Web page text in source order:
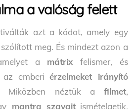
a valóság felett
azt a kódot, amely egy
meg. És mindezt azon a
a mátrix felismer, és
az emberiérzelmeket irányító
Miközben néztük a filmet,
mantra szavaitismételgetik,